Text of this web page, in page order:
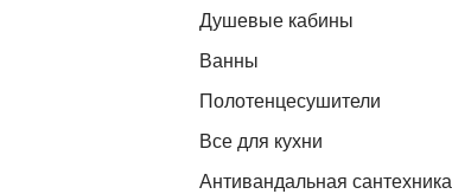
Душевые кабины
Ванны
Полотенцесушители
Все для кухни
Антивандальная сантехника